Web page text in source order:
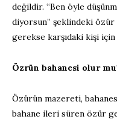
değildir. “Ben öyle
diyorsun” şeklindeki özür
gerekse karşıdaki kişi
Özrün bahanesi olur
Özürün mazereti,
bahane ileri süren özür